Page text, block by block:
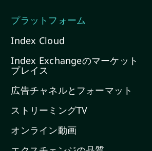
プラットフォーム
Index Cloud
Index Exchangeのマーケット
プレイス
広告チャネルとフォーマット
ストリーミングTV
オンライン動画